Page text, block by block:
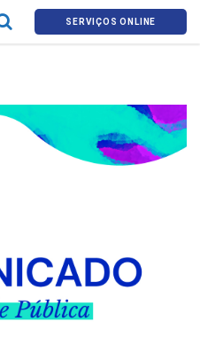
SERVIÇOS ONLINE